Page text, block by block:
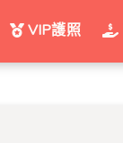
VIP護照